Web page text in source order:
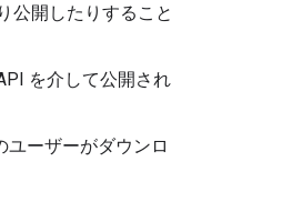
公開したりすること
を介して公開され
ーザーがダウンロ